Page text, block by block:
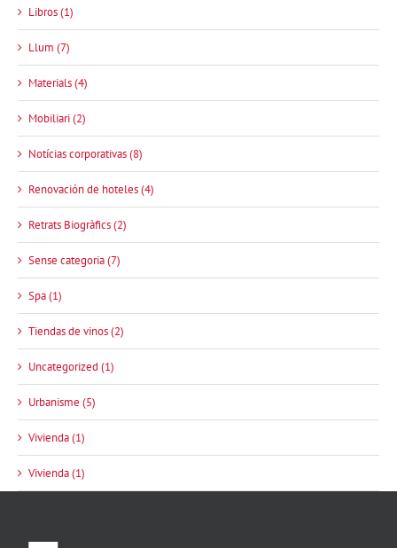
Libros (1)
Llum (7)
Materials (4)
Mobiliari (2)
Notícias corporativas (8)
Renovación de hoteles (4)
Retrats Biogràfics (2)
Sense categoria (7)
Spa (1)
Tiendas de vinos (2)
Uncategorized (1)
Urbanisme (5)
Vivienda (1)
Vivienda (1)